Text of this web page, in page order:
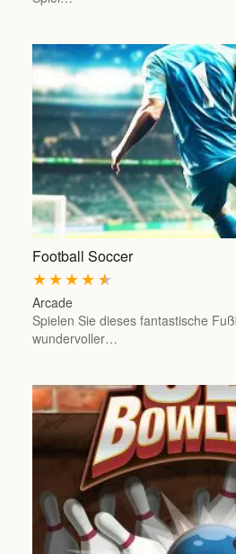
Football Soccer
★
★
★
★
★
Arcade
Spielen Sie dieses fantastische
wundervoller…